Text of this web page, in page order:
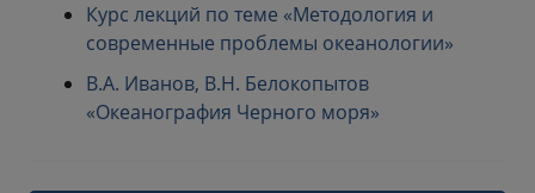
Курс лекций по теме «Методология и
современные проблемы океанологии»
В.А. Иванов, В.Н. Белокопытов
«Океанография Черного моря»